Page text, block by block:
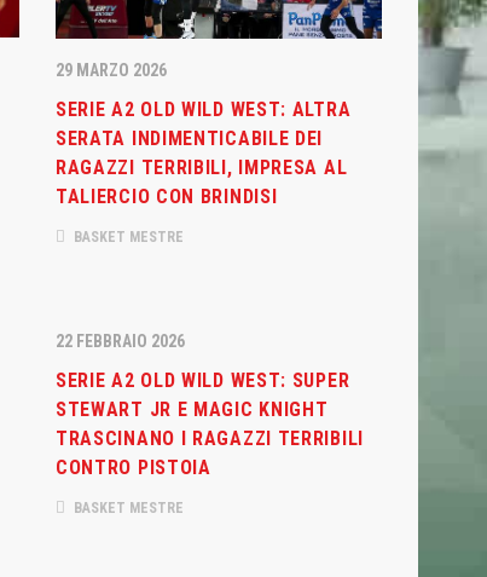
29 MARZO 2026
SERIE A2 OLD WILD WEST: ALTRA
SERATA INDIMENTICABILE DEI
RAGAZZI TERRIBILI, IMPRESA AL
TALIERCIO CON BRINDISI
BASKET MESTRE
22 FEBBRAIO 2026
SERIE A2 OLD WILD WEST: SUPER
STEWART JR E MAGIC KNIGHT
TRASCINANO I RAGAZZI TERRIBILI
CONTRO PISTOIA
BASKET MESTRE
CONTATTI
Basket Mestre 1958 SSD a.r.l
Lun – Merc dalle 19.00 alle 20.30
NEWSLETTER
Iscriviti alla nostra Newsletter per rimanere
sempre aggiornato.